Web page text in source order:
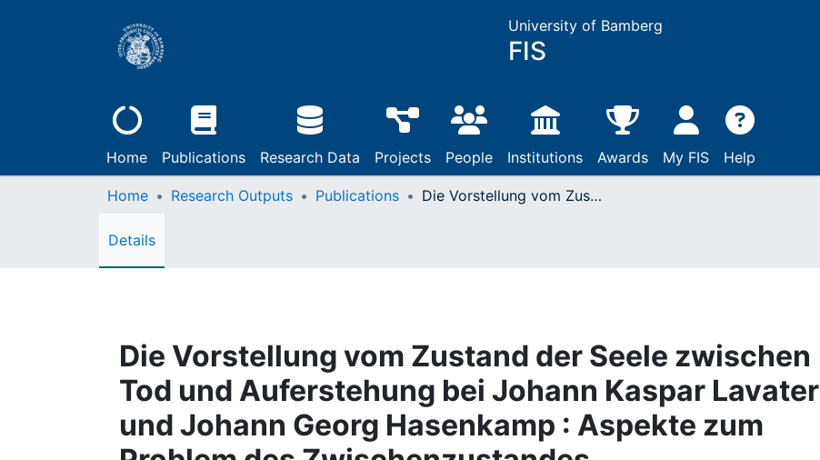
University of Bamberg
FIS
Home Publications Research Data Projects People Institutions Awards My FIS Help
Home Research Outputs Publications Die Vorstellung vom Zustand der Seele zwischen Tod und Auferstehung bei Johann Kaspar Lavater und Johann Georg Hasenkamp : Aspekte zum Problem des Zwischenzustandes
Details
Die Vorstellung vom Zustand der Seele zwischen
Tod und Auferstehung bei Johann Kaspar Lavater
und Johann Georg Hasenkamp : Aspekte zum